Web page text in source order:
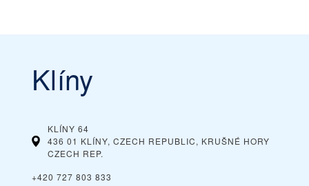
Klíny
KLÍNY 64
436 01 KLÍNY, CZECH REPUBLIC, KRUŠNÉ HORY
CZECH REP.
+420 727 803 833